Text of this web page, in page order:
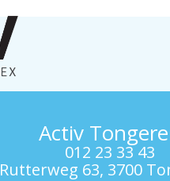
Activ
012 23 33 43
Rutterweg 63, 3700